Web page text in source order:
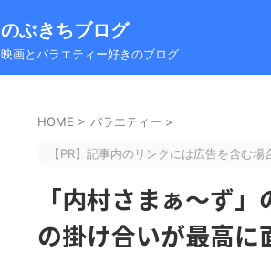
のぶきちブログ
映画とバラエティー好きのブログ
HOME > バラエティー >
【PR】記事内のリンクには広告を含む場
「内村さまぁ～ず
の掛け合いが最高に